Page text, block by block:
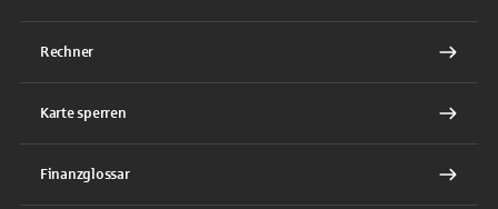
Rechner
Karte sperren
Finanzglossar